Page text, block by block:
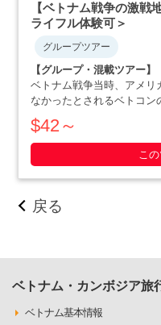
【ベトナム戦争の激戦
ライフル体験可＞
グループツアー
【グループ・混載ツアー】
ベトナム戦争当時、アメリ
なかったとされるベトコ
す。小柄な体格を活かした
いやったベトナム人の作戦
できます。ホーチミン滞
$42～
こ
戻る
ベトナム・カンボジア旅
ベトナム基本情報